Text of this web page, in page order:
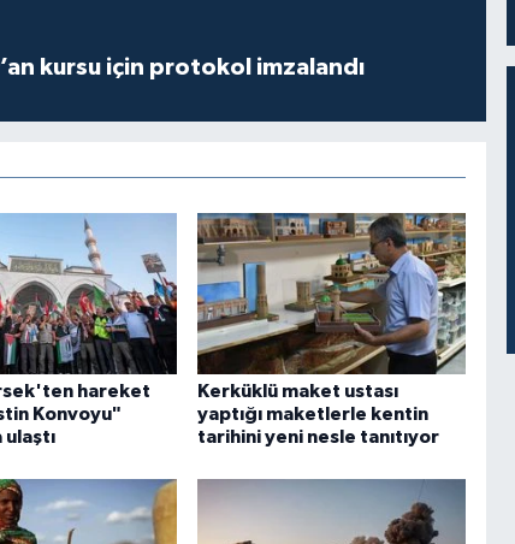
kursu için protokol imzalandı
hareket
Konvoyu"
Kerküklü maket ustası
yaptığı maketlerle kentin
tarihini yeni nesle tanıtıyor